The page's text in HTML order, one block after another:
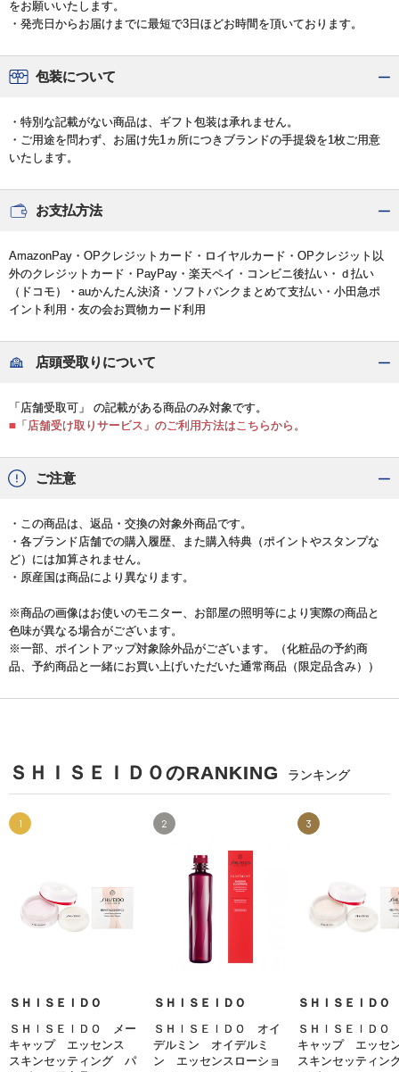
をお願いいたします。
・発売日からお届けまでに最短で3日ほどお時間を頂いております。
包装について
・特別な記載がない商品は、ギフト包装は承れません。
・ご用途を問わず、お届け先1ヵ所につきブランドの手提袋を1枚ご用意
いたします。
お支払方法
AmazonPay・OPクレジットカード・ロイヤルカード・OPクレジット以
外のクレジットカード・PayPay・楽天ペイ・コンビニ後払い・ｄ払い
（ドコモ）・auかんたん決済・ソフトバンクまとめて支払い・小田急ポ
イント利用・友の会お買物カード利用
店頭受取りについて
「店舗受取可」 の記載がある商品のみ対象です。
■「店舗受け取りサービス」のご利用方法はこちらから。
ご注意
・この商品は、返品・交換の対象外商品です。
・各ブランド店舗での購入履歴、また購入特典（ポイントやスタンプな
ど）には加算されません。
・原産国は商品により異なります。
※商品の画像はお使いのモニター、お部屋の照明等により実際の商品と
色味が異なる場合がございます。
※一部、ポイントアップ対象除外品がございます。（化粧品の予約商
品、予約商品と一緒にお買い上げいただいた通常商品（限定品含み））
ＳＨＩＳＥＩＤＯのRANKING ランキング
1
ＳＨＩＳＥＩＤＯ
ＳＨＩＳＥＩＤＯ メー
キャップ エッセンス
スキンセッティング パ
2
ＳＨＩＳＥＩＤＯ
ＳＨＩＳＥＩＤＯ オイ
デルミン オイデルミ
ン エッセンスローショ
3
ＳＨＩＳＥＩＤＯ
ＳＨＩＳＥＩＤ
キャップ エッ
スキンセッティ